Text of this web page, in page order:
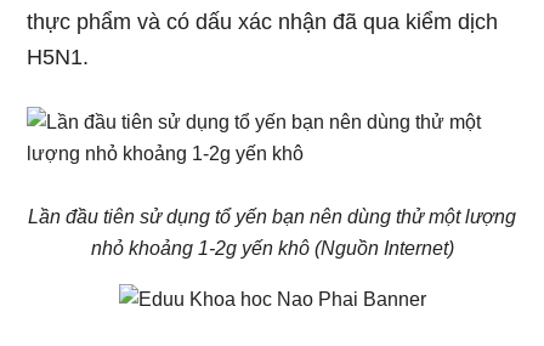
thực phẩm và có dấu xác nhận đã qua kiểm dịch
H5N1.
Lần đầu tiên sử dụng tổ yến bạn nên dùng thử một lượng
nhỏ khoảng 1-2g yến khô (Nguồn Internet)